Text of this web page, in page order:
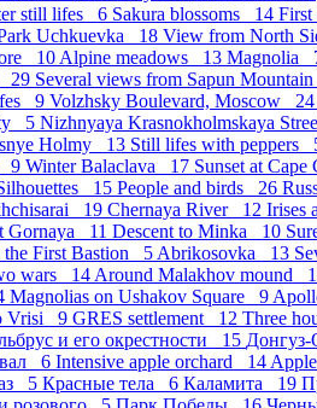
still lifes 6 Sakura blossoms 14 First
Uchkuevka 18 View from North
10 Alpine meadows 13 Magnolia
29 Several views from Sapun
9 Volzhsky Boulevard, Moscow 24
5 Nizhnyaya Krasnokholmskaya
Holmy 13 Still lifes with peppers
9 Winter Balaclava 17 Sunset at
15 People and birds 26
19 Chernaya River 12 Irises
Gornaya 11 Descent to Minka 10
the First Bastion 5 Abrikosovka 13
wars 14 Around Malakhov mound
Magnolias on Ushakov Square 9
Vrisi 9 GRES settlement 12 Three
и его окрестности 15
6 Intensive apple orchard 14
5 Красные тела 6 Каламита 19